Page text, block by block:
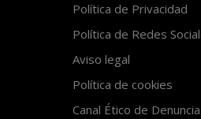
Política de Privacidad
Política de Redes
Aviso legal
Política de cookies
Canal Ético de